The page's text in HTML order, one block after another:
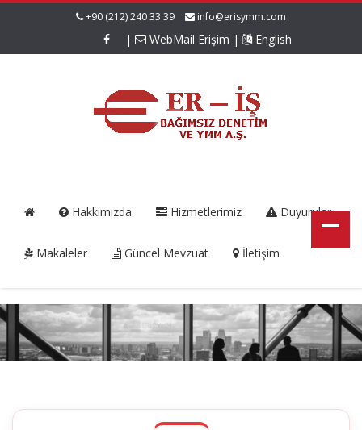
+90 (212) 240 33 39 info@erisymm.com
| WebMail Erişim | English
Hakkımızda Hizmetlerimiz Duyurular
Makaleler Güncel Mevzuat İletişim